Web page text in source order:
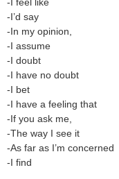
-I feel like
-I’d say
-In my opinion,
-I assume
-I doubt
-I have no doubt
-I bet
-I have a feeling that
-If you ask me,
-The way I see it
-As far as I’m concerned
-I find